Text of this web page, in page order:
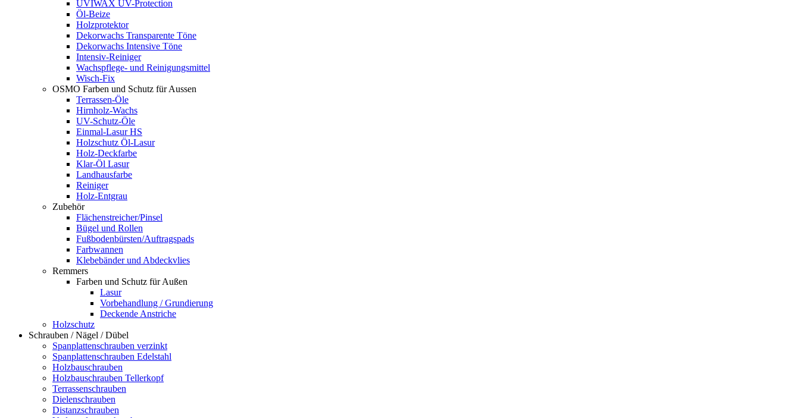
UVIWAX UV-Protection
Öl-Beize
Holzprotektor
Dekorwachs Transparente Töne
Dekorwachs Intensive Töne
Intensiv-Reiniger
Wachspflege- und Reinigungsmittel
Wisch-Fix
OSMO Farben und Schutz für Aussen
Terrassen-Öle
Hirnholz-Wachs
UV-Schutz-Öle
Einmal-Lasur HS
Holzschutz Öl-Lasur
Holz-Deckfarbe
Klar-Öl Lasur
Landhausfarbe
Reiniger
Holz-Entgrau
Zubehör
Flächenstreicher/Pinsel
Bügel und Rollen
Fußbodenbürsten/Auftragspads
Farbwannen
Klebebänder und Abdeckvlies
Remmers
Farben und Schutz für Außen
Lasur
Vorbehandlung / Grundierung
Deckende Anstriche
Holzschutz
Schrauben / Nägel / Dübel
Spanplattenschrauben verzinkt
Spanplattenschrauben Edelstahl
Holzbauschrauben
Holzbauschrauben Tellerkopf
Terrassenschrauben
Dielenschrauben
Distanzschrauben